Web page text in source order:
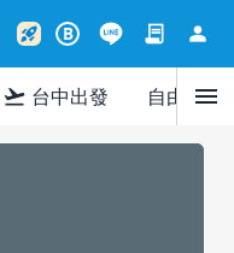
rocket_launch B contract person
flight_takeoff 台中出發 自由行menu